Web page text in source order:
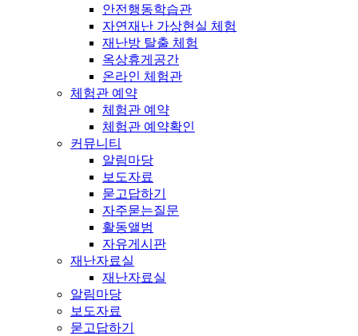
안전행동학습관
자연재난 가상현실 체험
재난방 탈출 체험
옥상휴게공간
온라인 체험관
체험관 예약
체험관 예약
체험관 예약확인
커뮤니티
알림마당
보도자료
묻고답하기
자주묻는질문
활동앨범
자유게시판
재난자료실
재난자료실
알림마당
보도자료
묻고답하기